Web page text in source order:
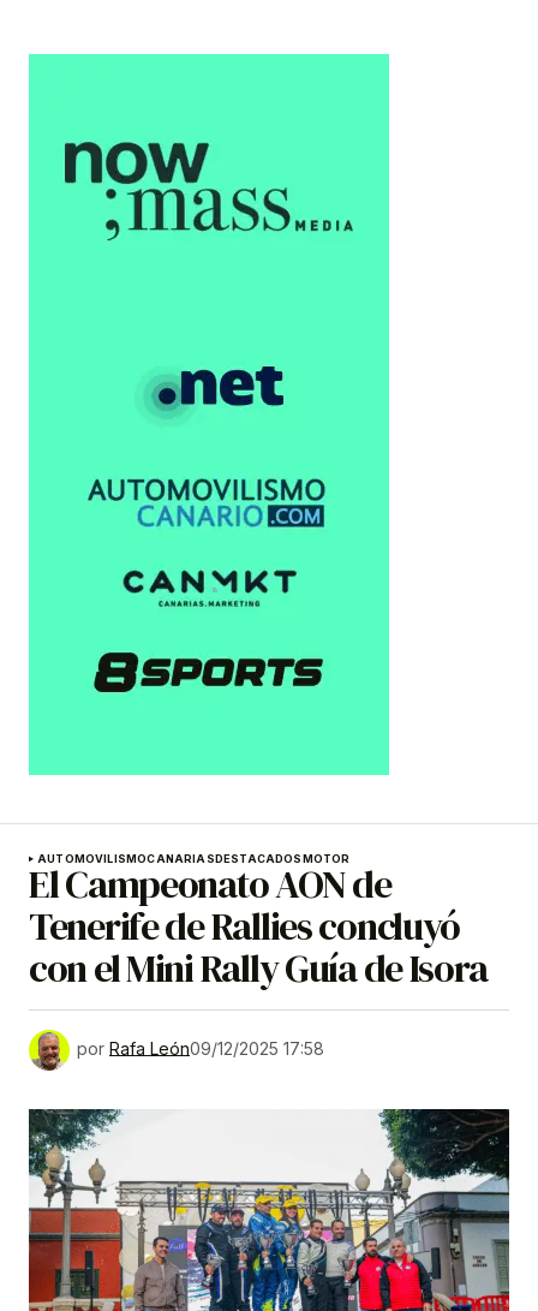
AUTOMOVILISMOCANARIASDESTACADOSMOTOR
El Campeonato AON de
Tenerife de Rallies concluyó
con el Mini Rally Guía de Isora
por Rafa León09/12/2025 17:58